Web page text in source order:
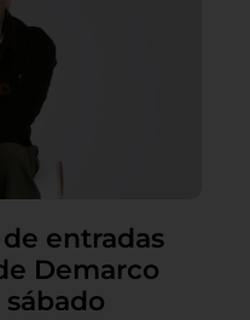
entradas
Demarco